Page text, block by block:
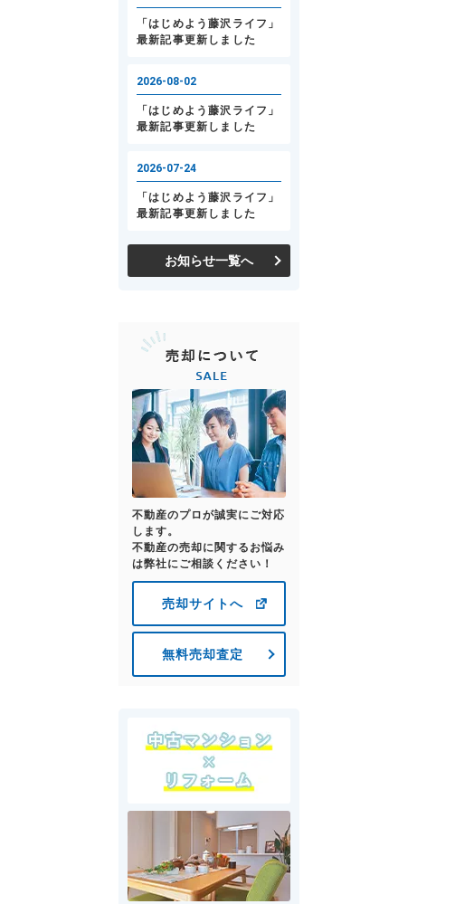
お知らせ一覧へ
不動産のプロが誠実にご対応
します。
不動産の売却に関するお悩み
は弊社にご相談ください！
売却サイトへ
無料売却査定